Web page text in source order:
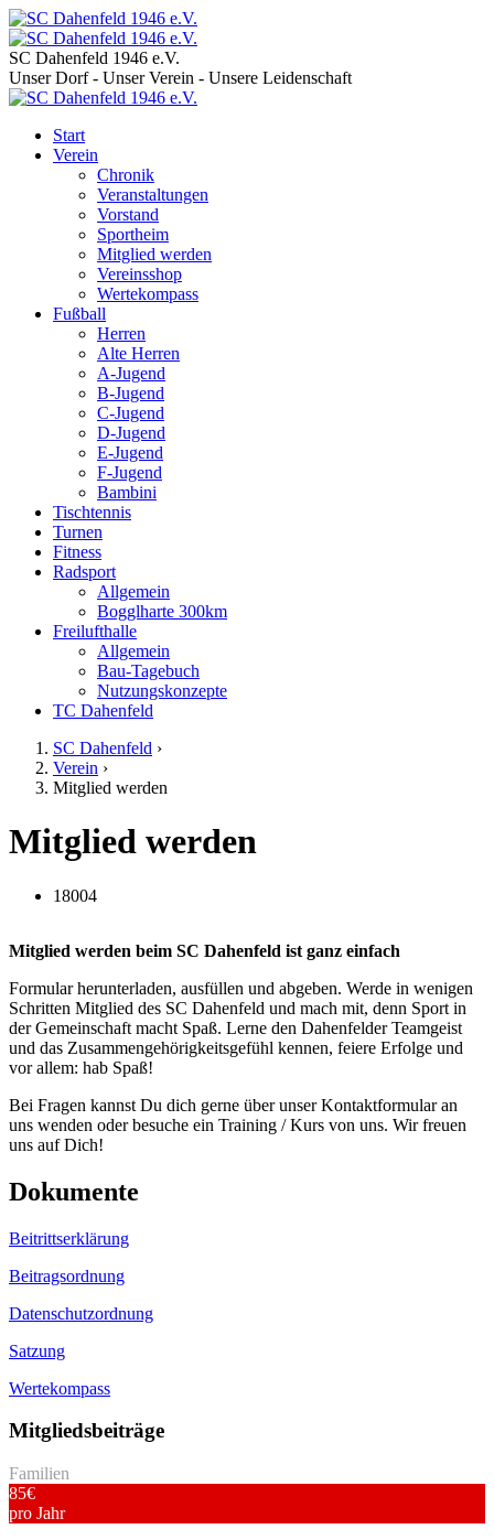
SC Dahenfeld 1946 e.V.
Unser Dorf - Unser Verein - Unsere Leidenschaft
Start
Verein
Chronik
Veranstaltungen
Vorstand
Sportheim
Mitglied werden
Vereinsshop
Wertekompass
Fußball
Herren
Alte Herren
A-Jugend
B-Jugend
C-Jugend
D-Jugend
E-Jugend
F-Jugend
Bambini
Tischtennis
Turnen
Fitness
Radsport
Allgemein
Bogglharte 300km
Freilufthalle
Allgemein
Bau-Tagebuch
Nutzungskonzepte
TC Dahenfeld
SC Dahenfeld ›
Verein ›
Mitglied werden
Mitglied werden
18004
Mitglied werden beim SC Dahenfeld ist ganz einfach
Formular herunterladen, ausfüllen und abgeben. Werde in wenigen
Schritten Mitglied des SC Dahenfeld und mach mit, denn Sport in
der Gemeinschaft macht Spaß. Lerne den Dahenfelder Teamgeist
und das Zusammengehörigkeitsgefühl kennen, feiere Erfolge und
vor allem: hab Spaß!
Bei Fragen kannst Du dich gerne über unser Kontaktformular an
uns wenden oder besuche ein Training / Kurs von uns. Wir freuen
uns auf Dich!
Dokumente
Beitrittserklärung
Beitragsordnung
Datenschutzordnung
Satzung
Wertekompass
Mitgliedsbeiträge
Familien
85€
pro Jahr